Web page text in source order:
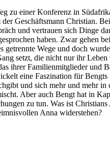
zu einer Konferenz in
der Geschäftsmann Christian.
und vertrauen sich Dinge
haben. Zwar gehen
getrennte Wege und doch
setzt, die nicht nur ihr Leben
ihrer Familienmitglieder und
eine Faszination für Bengts
und sich mehr und mehr in
Aber auch Bengt hat in
zu tun. Was ist
Anna widerstehen?